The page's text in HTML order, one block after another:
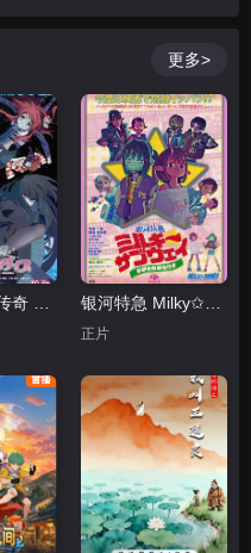
更多>
佐贺偶像是传奇 梦想银河乐园 银河特急 Milky✩Subway 各站停车前往剧场
正片